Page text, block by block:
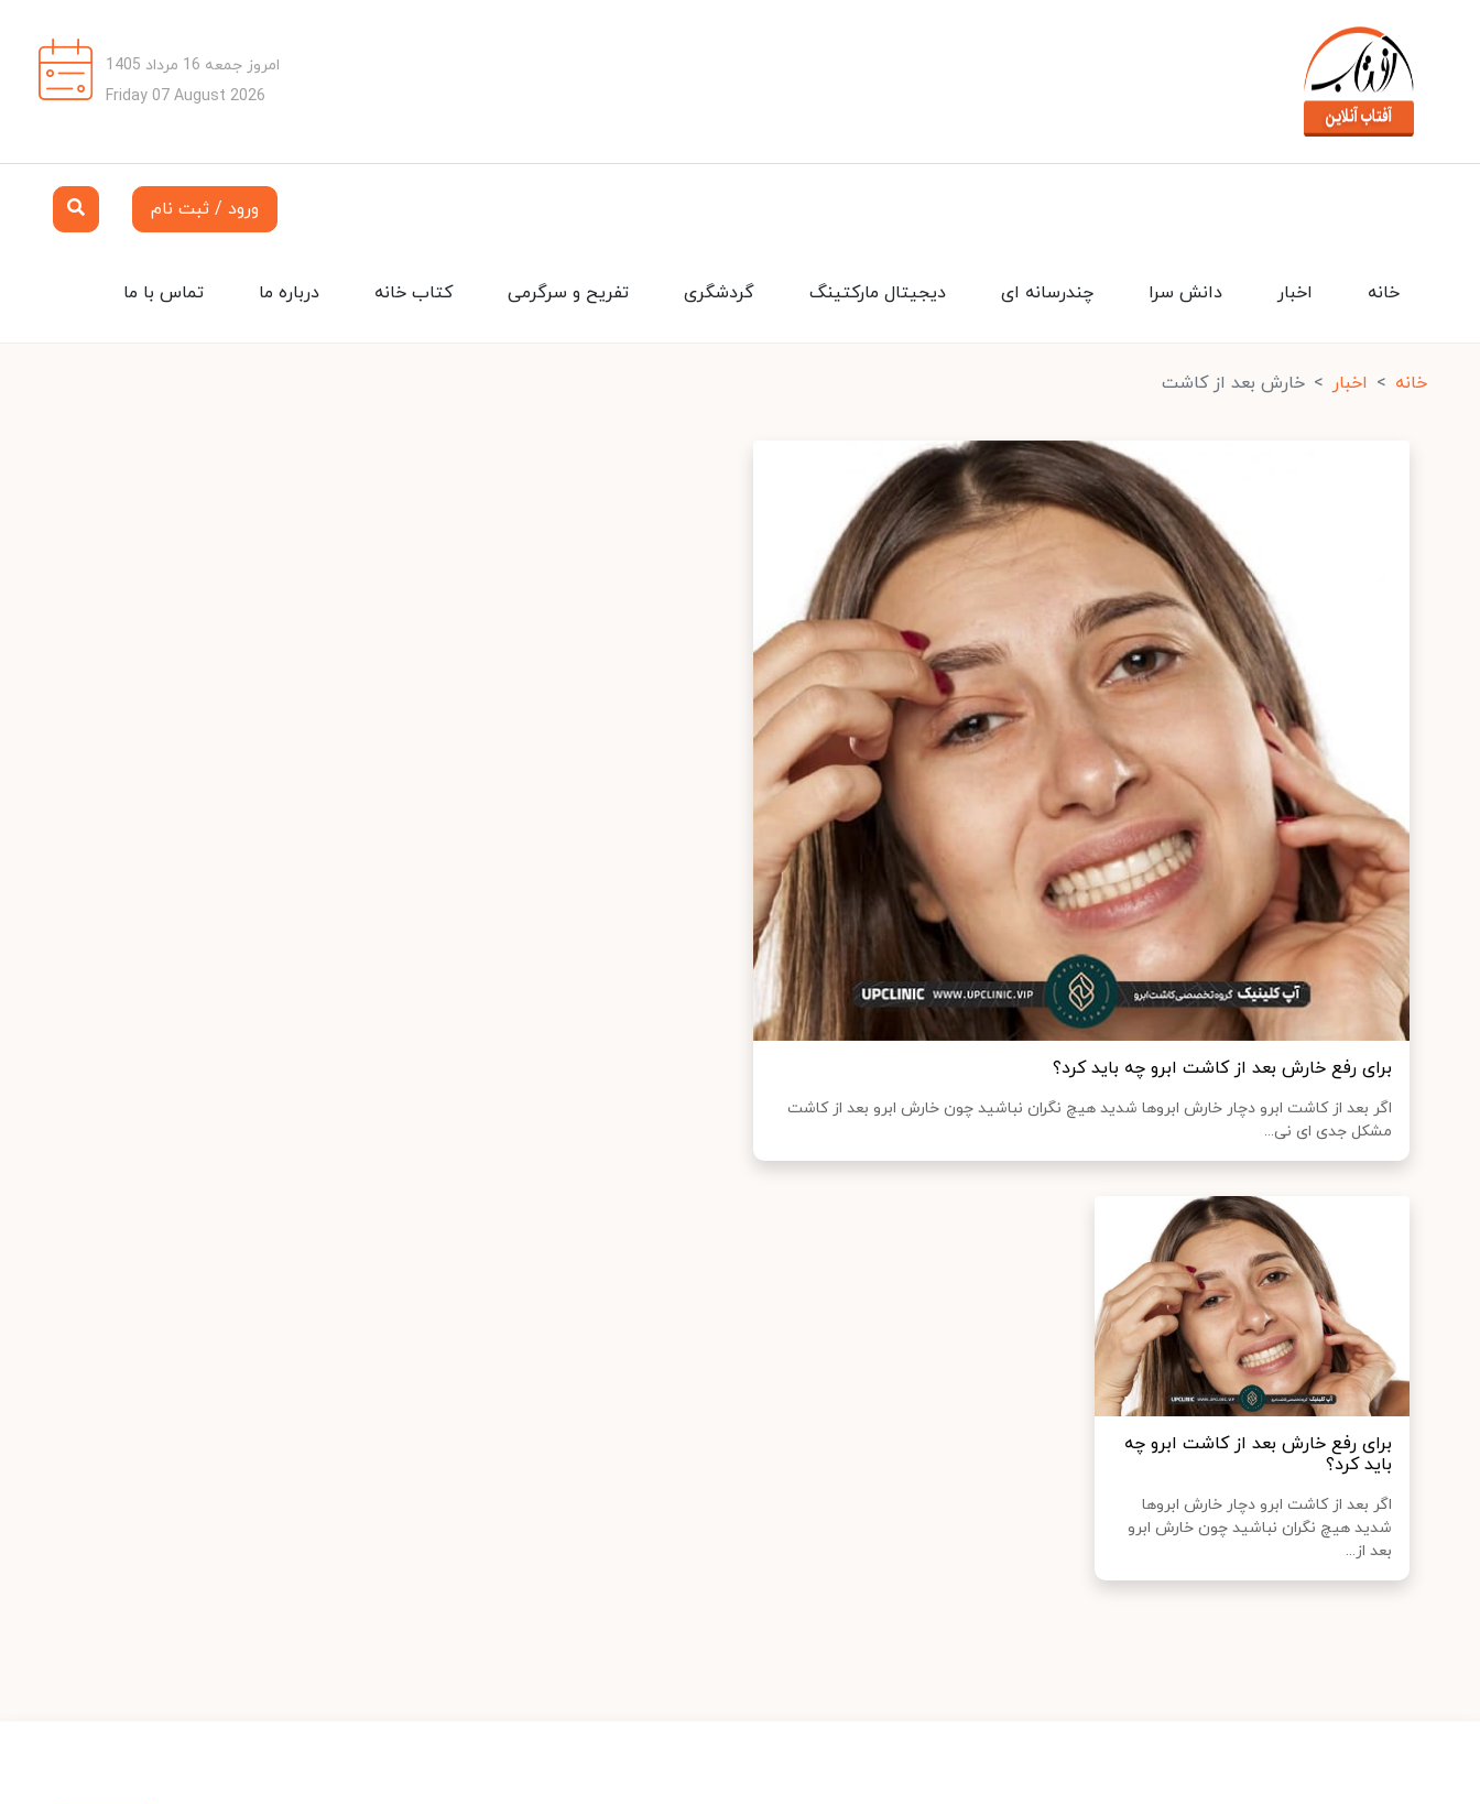
امروز جمعه 16 مرداد 1405
Friday 07 August 2026
ورود / ثبت نام
تماس با ما درباره ما کتاب خانه تفریح و سرگرمی گردشگری دیجیتال مارکتینگ چندرسانه ای دانش سرا اخبار خانه
خانه اخبار خارش بعد از کاشت
برای رفع خارش بعد از کاشت ابرو چه باید کرد؟
اگر بعد از کاشت ابرو دچار خارش ابروها شدید هیچ نگران نباشید چون خارش ابرو بعد از کاشت
مشکل جدی ای نی...
برای رفع خارش بعد از کاشت ابرو چه
باید کرد؟
اگر بعد از کاشت ابرو دچار خارش ابروها
شدید هیچ نگران نباشید چون خارش ابرو
بعد از...